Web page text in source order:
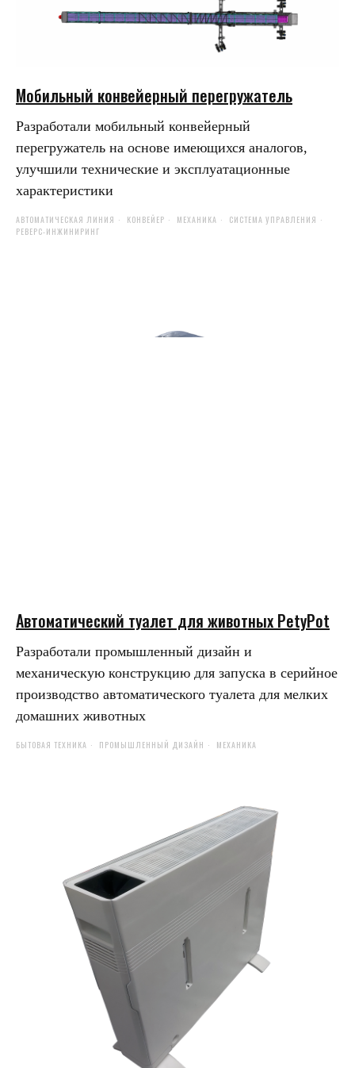
Мобильный конвейерный перегружатель
Разработали мобильный конвейерный
перегружатель на основе имеющихся аналогов,
улучшили технические и эксплуатационные
характеристики
АВТОМАТИЧЕСКАЯ ЛИНИЯ КОНВЕЙЕР МЕХАНИКА
СИСТЕМА УПРАВЛЕНИЯ
РЕВЕРС-ИНЖИНИРИНГ
Автоматический туалет для животных PetyPot
Разработали промышленный дизайн и
механическую конструкцию для запуска в серийное
производство автоматического туалета для мелких
домашних животных
БЫТОВАЯ ТЕХНИКА ПРОМЫШЛЕННЫЙ ДИЗАЙН МЕХАНИКА